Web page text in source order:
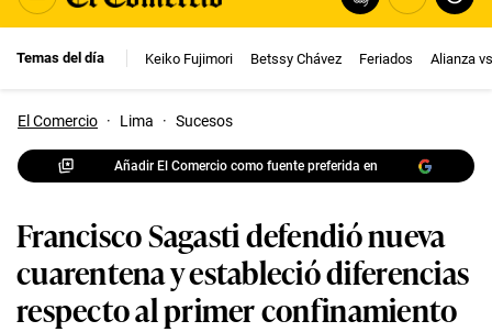
Temas del día Keiko Fujimori Betssy Chávez Feriados Alianza
El Comercio · Lima · Sucesos
Añadir El Comercio como fuente preferida en
Francisco Sagasti defendió nueva
cuarentena y estableció diferencias
respecto al primer confinamiento